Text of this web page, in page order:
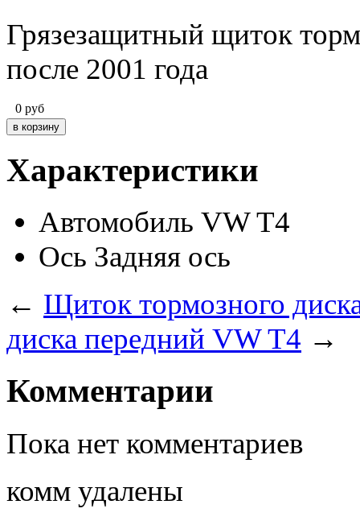
Грязезащитный щиток
после 2001 года
0 руб
Характеристики
Автомобиль VW T4
Ось Задняя ось
← Щиток тормозного
диска передний VW T4 →
Комментарии
Пока нет комментариев
комм удалены